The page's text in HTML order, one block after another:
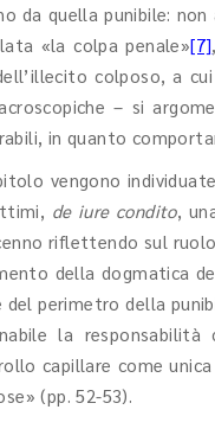
da quella punibile:
«la colpa penale»[7]
colposo, a
– si
in quanto
vengono
de iure condito,
riflettendo sul
della dogmatica
del perimetro della
la
capillare come
(pp. 52-53).